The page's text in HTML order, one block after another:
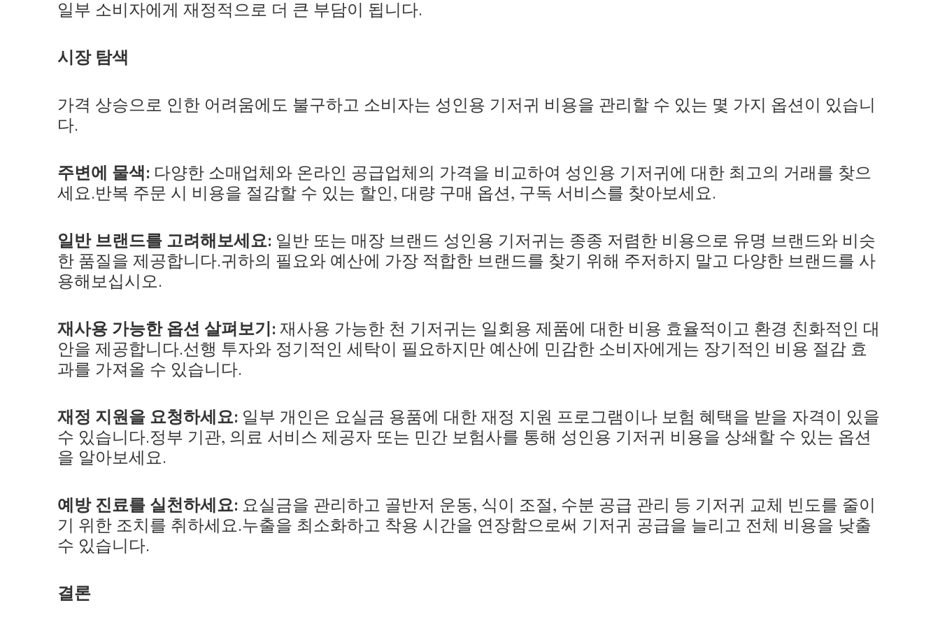
일부 소비자에게 재정적으로 더 큰 부담이 됩니다.
시장 탐색
가격 상승으로 인한 어려움에도 불구하고 소비자는 성인용 기저귀 비용을 관리할 수 있는 몇 가지 옵션이 있습니
다.
주변에 물색: 다양한 소매업체와 온라인 공급업체의 가격을 비교하여 성인용 기저귀에 대한 최고의 거래를 찾으
세요.반복 주문 시 비용을 절감할 수 있는 할인, 대량 구매 옵션, 구독 서비스를 찾아보세요.
일반 브랜드를 고려해보세요: 일반 또는 매장 브랜드 성인용 기저귀는 종종 저렴한 비용으로 유명 브랜드와 비슷
한 품질을 제공합니다.귀하의 필요와 예산에 가장 적합한 브랜드를 찾기 위해 주저하지 말고 다양한 브랜드를 사
용해보십시오.
재사용 가능한 옵션 살펴보기: 재사용 가능한 천 기저귀는 일회용 제품에 대한 비용 효율적이고 환경 친화적인 대
안을 제공합니다.선행 투자와 정기적인 세탁이 필요하지만 예산에 민감한 소비자에게는 장기적인 비용 절감 효
과를 가져올 수 있습니다.
재정 지원을 요청하세요: 일부 개인은 요실금 용품에 대한 재정 지원 프로그램이나 보험 혜택을 받을 자격이 있을
수 있습니다.정부 기관, 의료 서비스 제공자 또는 민간 보험사를 통해 성인용 기저귀 비용을 상쇄할 수 있는 옵션
을 알아보세요.
예방 진료를 실천하세요: 요실금을 관리하고 골반저 운동, 식이 조절, 수분 공급 관리 등 기저귀 교체 빈도를 줄이
기 위한 조치를 취하세요.누출을 최소화하고 착용 시간을 연장함으로써 기저귀 공급을 늘리고 전체 비용을 낮출
수 있습니다.
결론